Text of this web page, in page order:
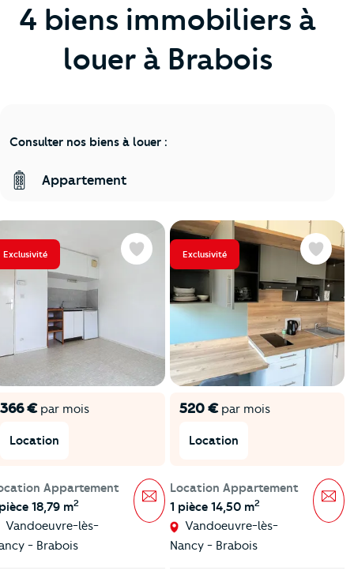
4 biens immobiliers à
louer à Brabois
Consulter nos biens à louer :
Appartement
Exclusivité
366 €par mois
Location
Appartement
18,79 m2
Vandoeuvre-lès-
- Brabois
Favoris
Message
Exclusivité
520 €par mois
Location
Location Appartement
1 pièce 14,50 m2
Vandoeuvre-lès-
Nancy - Brabois
Favoris